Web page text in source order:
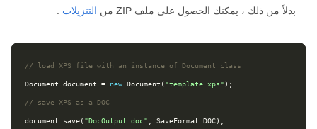
بدلاً من ذلك ، يمكنك الحصول على ملف ZIP من
التنزيلات
// load XPS file with an instance of Document class
Document document = new Document ( "template.xps" );
// save XPS as a DOC
document save( "DocOutput.doc" SaveFormat DOC);